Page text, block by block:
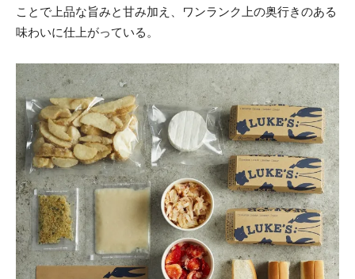
ことで上品な旨みと甘み加え、ワンランク上の奥行きのある
味わいに仕上がっている。